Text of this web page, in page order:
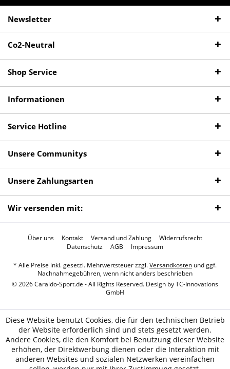
Newsletter
Co2-Neutral
Shop Service
Informationen
Service Hotline
Unsere Communitys
Unsere Zahlungsarten
Wir versenden mit:
Über uns Kontakt Versand und Zahlung
Widerrufsrecht
Datenschutz
AGB Impressum
* Alle Preise inkl. gesetzl. Mehrwertsteuer zzgl.Versandkosten und ggf.
Nachnahmegebühren, wenn nicht anders beschrieben
© 2026 Caraldo-Sport.de - All Rights Reserved. Design byTC-Innovations
GmbH
Diese Website benutzt Cookies, die für den technischen Betrieb
der Website erforderlich sind und stets gesetzt werden.
Andere Cookies, die den Komfort bei Benutzung dieser Website
erhöhen, der Direktwerbung dienen oder die Interaktion mit
anderen Websites und sozialen Netzwerken vereinfachen